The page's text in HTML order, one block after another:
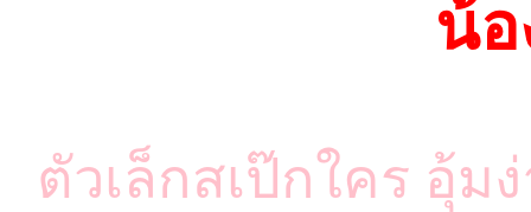
น้
ตัวเล็กสเป๊กใคร อุ้